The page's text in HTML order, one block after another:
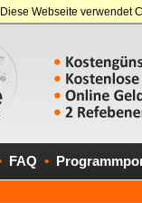
Diese Webseite verwendet
FAQ •